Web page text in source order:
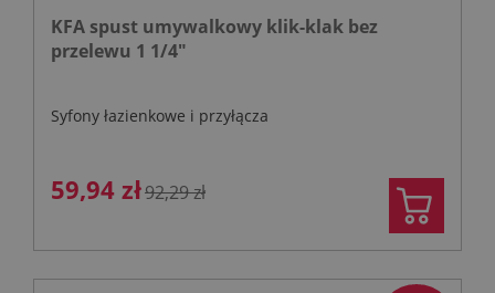
KFA spust umywalkowy klik-klak bez
przelewu 1 1/4"
Syfony łazienkowe i przyłącza
59,94 zł92,29 zł